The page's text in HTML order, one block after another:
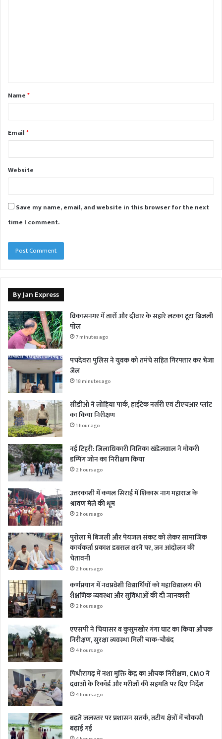
t
*Name*
Email*
Website
Save my name, email, and website in this browser for the next
time I comment.
By Jan Express
विकासनगर में तारों और दीवार के सहारे लटका टूटा बिजली
पोल
7 minutes ago
पचदेवरा पुलिस ने युवक को तमंचे सहित गिरफ्तार कर भेजा
जेल
18 minutes ago
सीडीओ ने लोहिया पार्क, हाईटेक नर्सरी एवं टीएचआर प्लांट
का किया निरीक्षण
1 hour ago
नई टिहरी: जिलाधिकारी नितिका खंडेलवाल ने मोकरी
डम्पिंग जोन का निरीक्षण किया
2 hours ago
उत्तरकाशी में कमल सिराईं में शिकारू नाग महाराज के
श्रावण मेले की धूम
2 hours ago
पुरोला में बिजली और पेयजल संकट को लेकर सामाजिक
कार्यकर्ता प्रकाश डबराल धरने पर, जन आंदोलन की
चेतावनी
2 hours ago
कर्णप्रयाग में नवप्रवेशी विद्यार्थियों को महाविद्यालय की
शैक्षणिक व्यवस्था और सुविधाओं की दी जानकारी
2 hours ago
एएसपी ने चियासर व कुसुमखोर गंगा घाट का किया औचक
निरीक्षण, सुरक्षा व्यवस्था मिली चाक-चौबंद
4 hours ago
पिथौरागढ़ में नशा मुक्ति केंद्र का औचक निरीक्षण, CMO ने
दवाओं के रिकॉर्ड और मरीजों की सहमति पर दिए निर्देश
4 hours ago
बढ़ते जलस्तर पर प्रशासन सतर्क, तटीय क्षेत्रों में चौकसी
बढ़ाई गई